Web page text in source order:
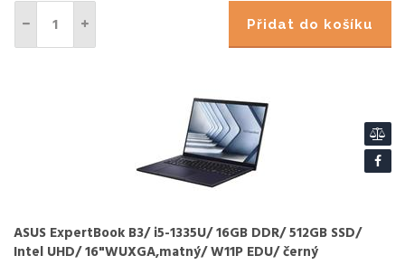
Přidat do košíku
ASUS ExpertBook B3/ i5-1335U/ 16GB DDR/ 512GB SSD/
Intel UHD/ 16"WUXGA,matný/ W11P EDU/ černý